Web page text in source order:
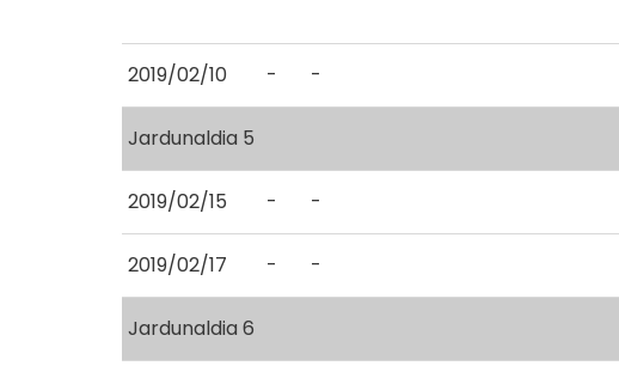
2019/02/10 - -
Jardunaldia 5
2019/02/15 - -
2019/02/17 - -
Jardunaldia 6